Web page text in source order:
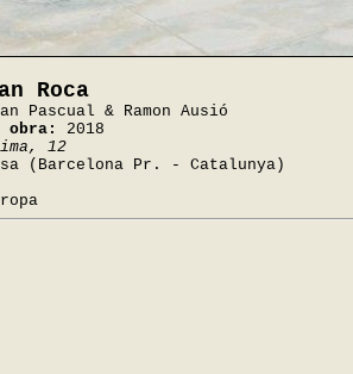
Roca
Pascual & Ramon Ausió
obra:
2018
12
(Barcelona Pr. - Catalunya)